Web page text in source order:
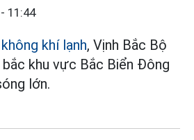
11:44
không khí lạnh, Vịnh Bắc Bộ
bắc khu vực Bắc Biển Đông
lớn.